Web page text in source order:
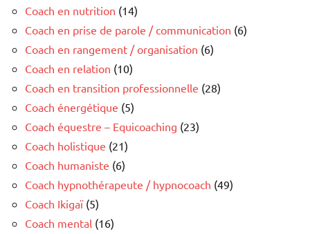
Coach en nutrition (14)
Coach en prise de parole / communication (6)
Coach en rangement / organisation (6)
Coach en relation (10)
Coach en transition professionnelle (28)
Coach énergétique (5)
Coach équestre – Equicoaching (23)
Coach holistique (21)
Coach humaniste (6)
Coach hypnothérapeute / hypnocoach (49)
Coach Ikigaï(5)
Coach mental (16)